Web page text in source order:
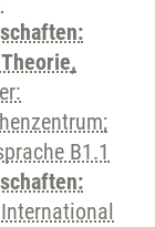
B1.1
International